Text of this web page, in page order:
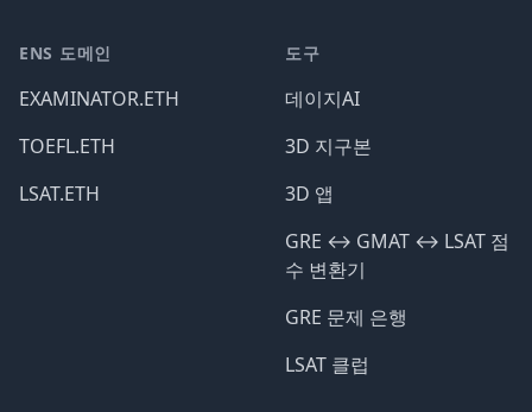
ENS 도메인
EXAMINATOR.ETH
TOEFL.ETH
LSAT.ETH
도구
데이지AI
3D 지구본
3D 앱
GRE ↔️ GMAT ↔️ LSAT 점
수 변환기
GRE 문제 은행
LSAT 클럽